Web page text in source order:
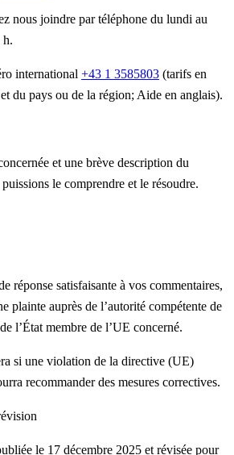
nous joindre par téléphone du lundi au
h.
international +43 1 3585803 (tarifs en
du pays ou de la région; Aide en anglais).
et une brève description du
le comprendre et le résoudre.
réponse satisfaisante à vos commentaires,
plainte auprès de l’autorité compétente de
l’État membre de l’UE concerné.
si une violation de la directive (UE)
recommander des mesures correctives.
le 17 décembre 2025 et révisée pour